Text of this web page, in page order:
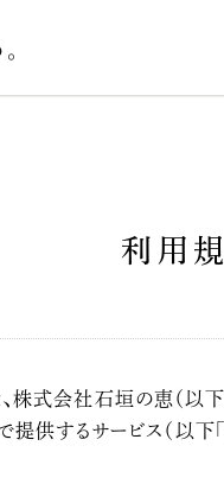
利用
株式会社石垣の恵（以
提供するサービス（以